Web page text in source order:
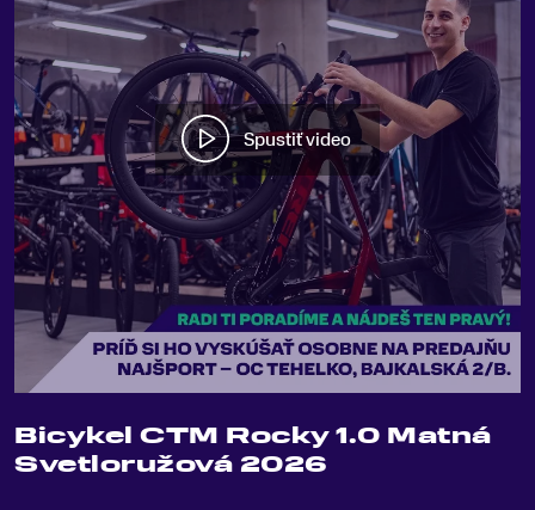
Spustiť video
Bicykel CTM Rocky 1.0 Matná
Svetloružová 2026